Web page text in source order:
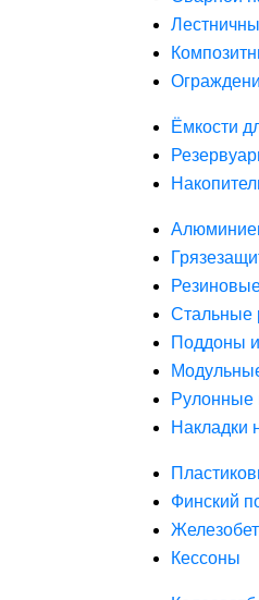
Ёмкости
Стальные
Поддоны
Рулонные
Накладки
Финский
Кессоны